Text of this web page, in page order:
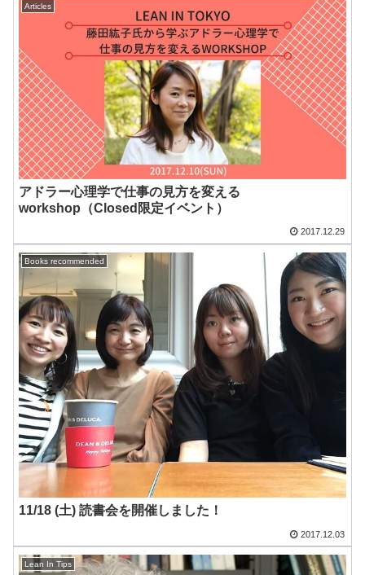
Articles
アドラー心理学で仕事の見方を変える
workshop（Closed限定イベント）
2017.12.29
Books recommended
11/18 (土) 読書会を開催しました！
2017.12.03
Lean In Tips